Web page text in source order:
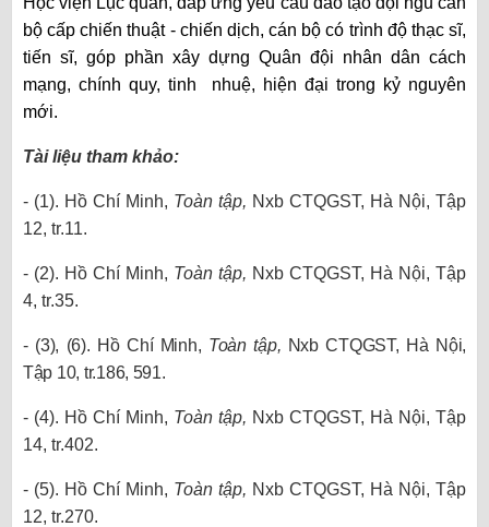
bộ cấp chiến thuật - chiến dịch, cán bộ có trình độ thạc sĩ,
tiến sĩ, góp phần xây dựng Quân đội nhân dân cách
mạng, chính quy, tinh nhuệ, hiện đại trong kỷ nguyên
mới.
Tài liệu tham khảo:
- (1). Hồ Chí Minh, Toàn tập, Nxb CTQGST, Hà Nội, Tập
12, tr.11.
- (2). Hồ Chí Minh, Toàn tập, Nxb CTQGST, Hà Nội, Tập
4, tr.35.
- (3), (6). Hồ Chí Minh, Toàn tập, Nxb CTQGST, Hà Nội,
Tập 10, tr.186, 591.
- (4). Hồ Chí Minh, Toàn tập, Nxb CTQGST, Hà Nội, Tập
14, tr.402.
- (5). Hồ Chí Minh, Toàn tập, Nxb CTQGST, Hà Nội, Tập
12, tr.270.